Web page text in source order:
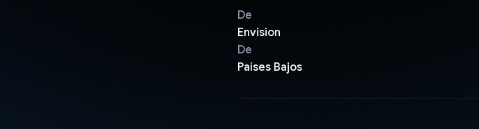
De
Envision
De
Países Bajos